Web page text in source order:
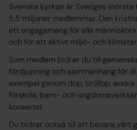
Svenska kyrkan är Sveriges
5,5 miljoner medlemmar. Den
ett engagemang för alla
och för ett aktivt miljö- och
Som medlem bidrar du till
fördjupning och sammanhang för
exempel genom dop, bröllop,
förskola, barn- och
konserter.
Du bidrar också till att bevara vårt